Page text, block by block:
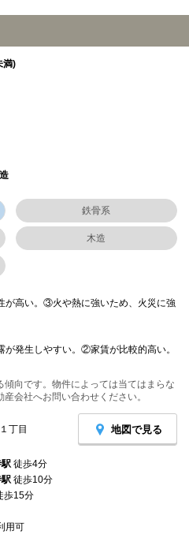
満)
鉄骨系
木造
高い。③火や熱に強いため、火災に強
発生しやすい。②家賃が比較的高い。
向です。物件によっては当てはまらな
会社へお問い合わせください。
丁目 地図で見る
徒歩4分
徒歩10分
歩15分
用可